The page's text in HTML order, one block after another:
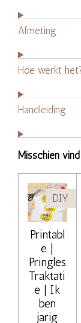
Afmeting
Hoe werkt
Handleiding
Misschien
DIY
Printabl
e |
Pringles
Traktati
e | Ik
ben
jarig